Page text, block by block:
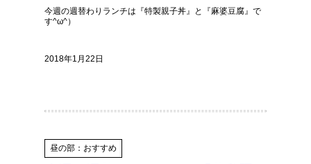
今週の週替わりランチは『特製親子丼』と『麻婆豆腐』で
す^ω^）
2018年1月22日
昼の部：おすすめ